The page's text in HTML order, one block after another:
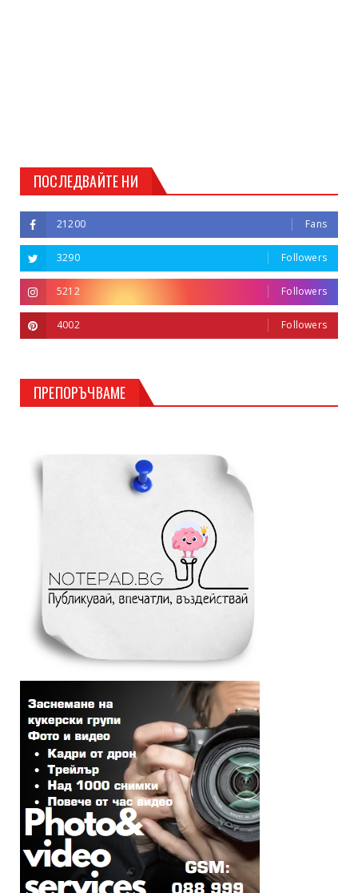
ПОСЛЕДВАЙТЕ НИ
21200 Fans
3290 Followers
5212 Followers
4002 Followers
ПРЕПОРЪЧВАМЕ